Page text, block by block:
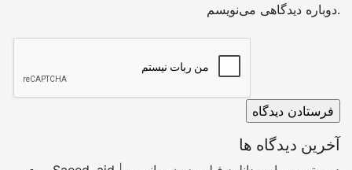
دوباره دیدگاهی می‌نویسم.
آخرین دیدگاه ها